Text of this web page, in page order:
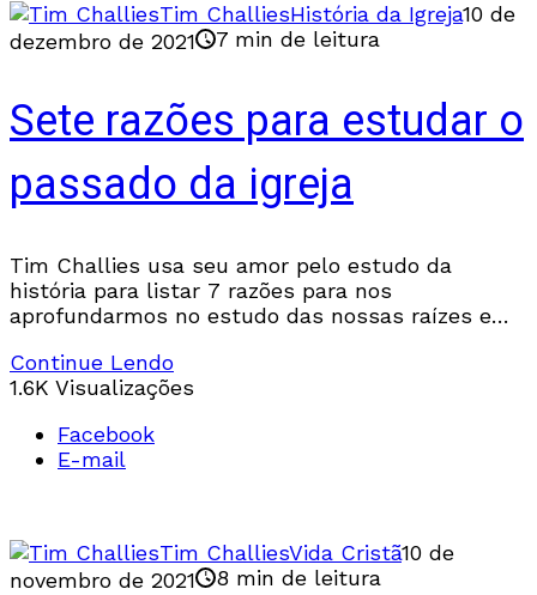
Tim ChalliesHistória da Igreja10 de
dezembro de 2021
7 min de leitura
Sete razões para estudar o
passado da igreja
Tim Challies usa seu amor pelo estudo da
história para listar 7 razões para nos
aprofundarmos no estudo das nossas raízes e
erros, seus acertos e seus personagens.
Continue Lendo
1.6K Visualizações
Facebook
E-mail
Tim ChalliesVida Cristã10 de
novembro de 2021
8 min de leitura